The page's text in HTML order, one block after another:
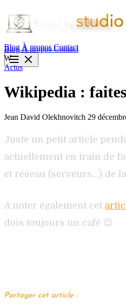
Blog À propos Contact
BlogÀ proposContact
W
Actus
Wikipedia :
Jean David Olekhnovitch 29
Juste un petit article
actuellement en train de
et réseau (serveurs…) de
A noter également cet
dois toujours un café 😉
Partager cet article :